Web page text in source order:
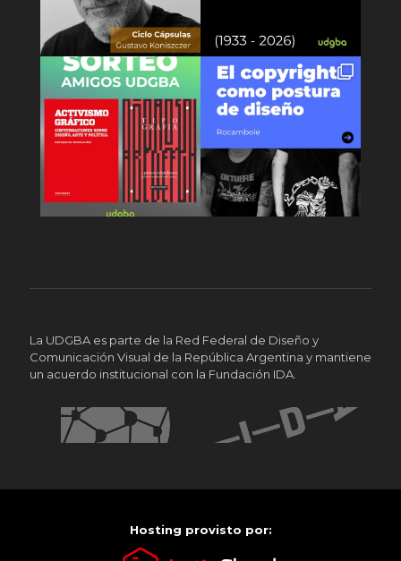
La UDGBA es parte de la Red Federal de Diseño y
Comunicación Visual de la República Argentina y mantiene
un acuerdo institucional con la Fundación IDA.
Hosting provisto por: